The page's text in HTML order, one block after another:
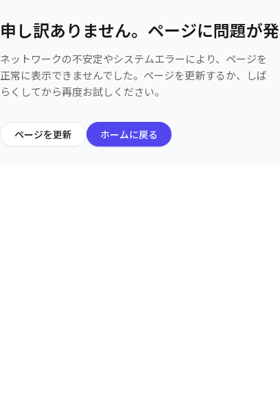
申し訳ありません。ページに問題が
ネットワークの不安定やシステムエラーにより、ページを
正常に表示できませんでした。ページを更新するか、しば
らくしてから再度お試しください。
ページを更新 ホームに戻る